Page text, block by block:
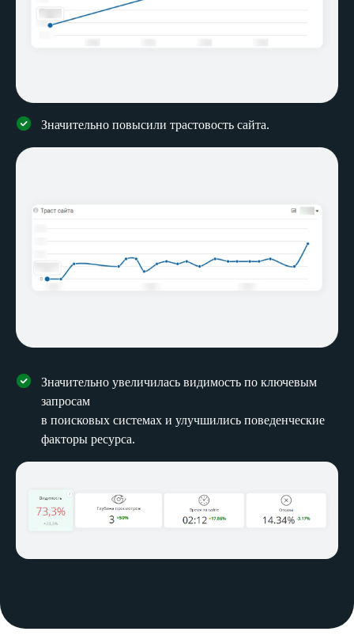
Значительно повысили трастовость сайта.
Значительно увеличилась видимость по ключевым
запросам
в поисковых системах и улучшились поведенческие
факторы ресурса.